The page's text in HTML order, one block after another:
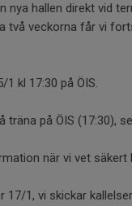
nya hallen direkt vid
två veckorna får vi
kl 17:30 på ÖIS.
på ÖIS (17:30),
när vi vet säkert
17/1, vi skickar